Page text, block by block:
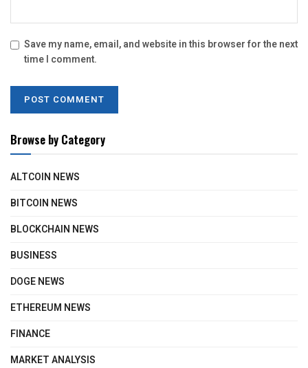
Save my name, email, and website in this browser for the next
time I comment.
Browse by Category
ALTCOIN NEWS
BITCOIN NEWS
BLOCKCHAIN NEWS
BUSINESS
DOGE NEWS
ETHEREUM NEWS
FINANCE
MARKET ANALYSIS